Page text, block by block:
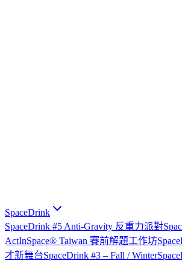
SpaceDrink
SpaceDrink #5 Anti-Gravity 反重力派對
ActInSpace® Taiwan 賽前解題工作坊
才新舞台SpaceDrink #3 – Fall / Winter